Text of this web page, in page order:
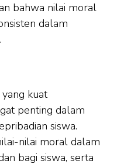
bahwa nilai moral
dalam
kuat
penting dalam
siswa.
nilai moral dalam
bagi siswa, serta